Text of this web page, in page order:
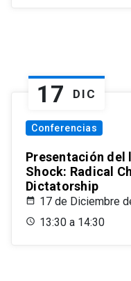
17 DIC
Conferencias
Presentación del
Shock: Radical
Dictatorship
17 de Diciembre
13:30 a 14:30